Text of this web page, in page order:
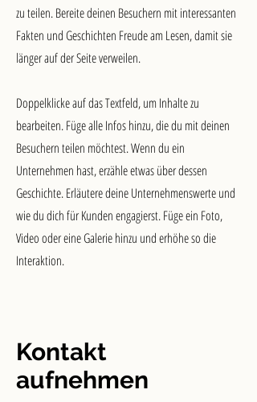
zu teilen. Bereite deinen Besuchern mit interessanten
Fakten und Geschichten Freude am Lesen, damit sie
länger auf der Seite verweilen.
Doppelklicke auf das Textfeld, um Inhalte zu
bearbeiten. Füge alle Infos hinzu, die du mit deinen
Besuchern teilen möchtest. Wenn du ein
Unternehmen hast, erzähle etwas über dessen
Geschichte. Erläutere deine Unternehmenswerte und
wie du dich für Kunden engagierst. Füge ein Foto,
Video oder eine Galerie hinzu und erhöhe so die
Interaktion.
Kontakt
aufnehmen